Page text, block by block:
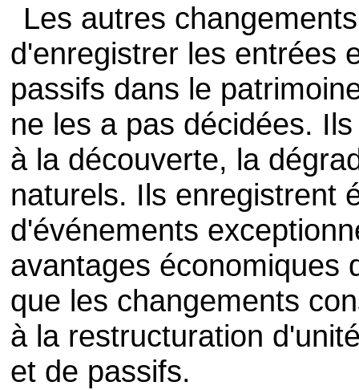
Les autres
d'enregistrer les entrées
passifs dans le
ne les a pas décidées.
à la découverte, la
naturels. Ils enregistrent
d'événements
avantages économiques
que les changements
à la restructuration
et de passifs.